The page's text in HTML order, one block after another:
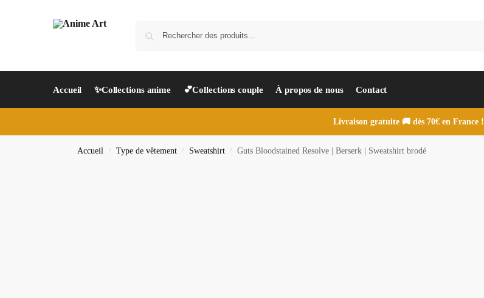
Accueil ✨Collections anime 💕Collections couple À propos de nous Contact
Livraison gratuite 🚚 dès 70€ en France !
Accueil / Type de vêtement / Sweatshirt / Guts Bloodstained Resolve | Berserk | Sweatshirt brodé